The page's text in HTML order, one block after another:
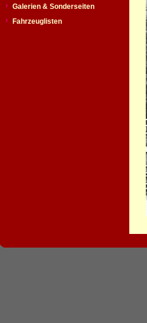
Galerien & Sonderseiten
Fahrzeuglisten